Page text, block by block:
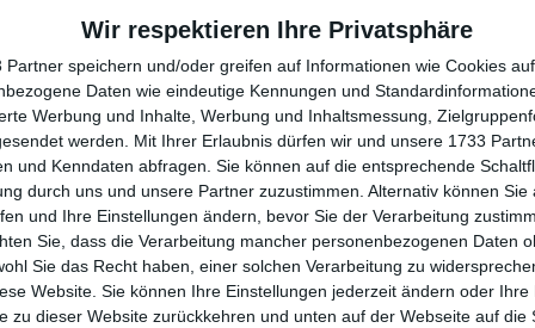
Wir respektieren Ihre Privatsphäre
Partner speichern und/oder greifen auf Informationen wie Cookies
Daten wie eindeutige Kennungen und
Werbung und Inhalte, Werbung und Inhaltsmessung,
werden. Mit Ihrer Erlaubnis dürfen wir und unsere 1733
und Kenndaten abfragen. Sie können auf die entsprechende
durch uns und unsere Partner zuzustimmen. Alternativ können Sie
und Ihre Einstellungen ändern, bevor Sie der Verarbeitung
Sie, dass die Verarbeitung mancher personenbezogenen Daten
Sie das Recht haben, einer solchen Verarbeitung zu
Website. Sie können Ihre Einstellungen jederzeit ändern oder Ihre
zu dieser Website zurückkehren und unten auf der Webseite auf die
sagt Rennae Stubbs
Sinner einen enormen
Dropshot ein, was großartig ist
gegen Alex de Minaur [in
Beweger im Tennis ist.
gegen ihn gemacht, ein paar
t,
B.
on
uss
mal
des
n
nt.
kel